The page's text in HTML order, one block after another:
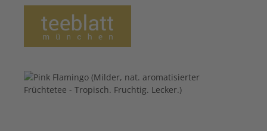
Bildergalerie überspringen